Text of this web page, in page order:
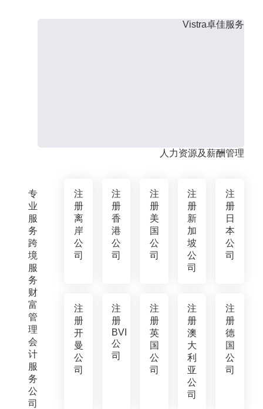
专
业
服
务
跨
境
服
务
财
富
管
理
会
计
服
务
公
司
Vistra卓佳服务
人力资源及薪酬管理
注
册
离
岸
公
司
注
册
香
港
公
司
注
册
美
国
公
司
注
册
新
加
坡
公
司
注
册
日
本
公
司
注
册
开
曼
公
司
注
册
BVI
公
司
注
册
英
国
公
司
注
册
澳
大
利
亚
公
司
注
册
德
国
公
司